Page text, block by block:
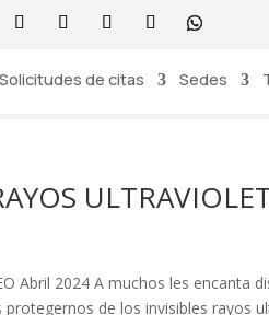
Solicitudes de citas Sedes
Abril 2024 A muchos les encanta
de los invisibles rayos